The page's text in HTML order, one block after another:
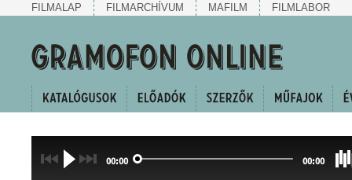
FILMALAP FILMARCHÍVUM MAFILM FILMLABOR
00:00 00:00